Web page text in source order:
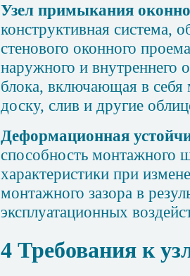
Узел примыкания
конструктивная система,
стенового оконного
наружного и внутреннего
блока, включающая в
доску, слив и другие
Деформационная
способность монтажного
характеристики при
монтажного зазора в
эксплуатационных
4 Требования к